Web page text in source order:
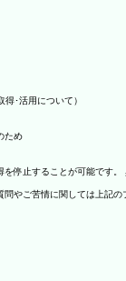
･活用について）
ため
停止することが可能です
やご苦情に関しては上記